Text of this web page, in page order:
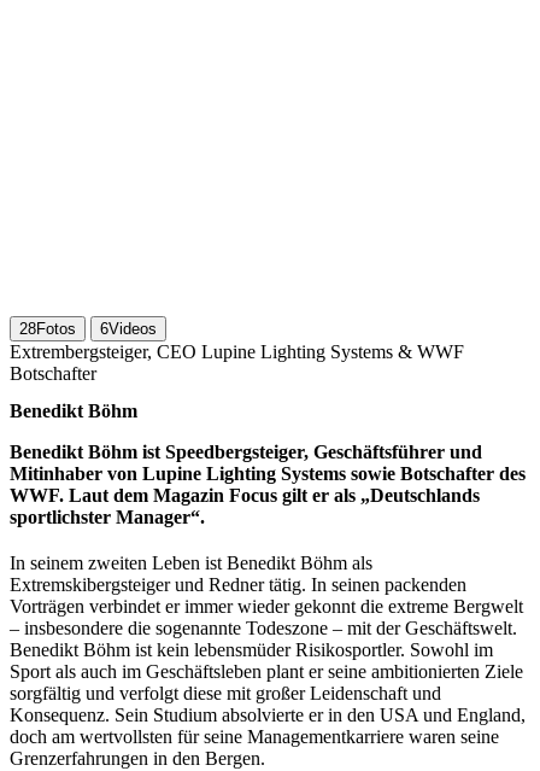
28Fotos 6Videos
Extrembergsteiger, CEO Lupine Lighting Systems & WWF
Botschafter
Benedikt Böhm
Benedikt Böhm ist Speedbergsteiger, Geschäftsführer und
Mitinhaber von Lupine Lighting Systems sowie Botschafter des
WWF. Laut dem Magazin Focus gilt er als „Deutschlands
sportlichster Manager“.
In seinem zweiten Leben ist Benedikt Böhm als
Extremskibergsteiger und Redner tätig. In seinen packenden
Vorträgen verbindet er immer wieder gekonnt die extreme Bergwelt
– insbesondere die sogenannte Todeszone – mit der Geschäftswelt.
Benedikt Böhm ist kein lebensmüder Risikosportler. Sowohl im
Sport als auch im Geschäftsleben plant er seine ambitionierten Ziele
sorgfältig und verfolgt diese mit großer Leidenschaft und
Konsequenz. Sein Studium absolvierte er in den USA und England,
doch am wertvollsten für seine Managementkarriere waren seine
Grenzerfahrungen in den Bergen.